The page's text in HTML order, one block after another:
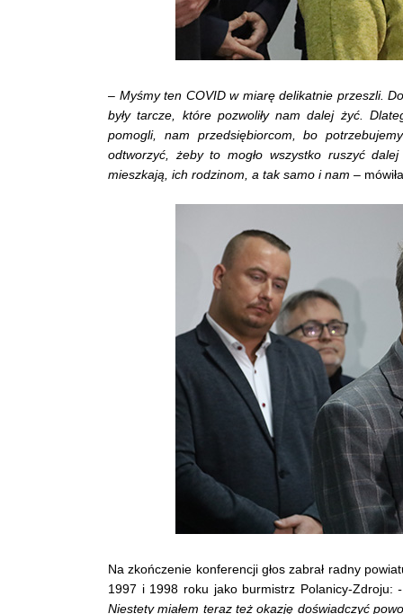
– Myśmy ten COVID w miarę delikatnie przeszli.
były tarcze, które pozwoliły nam dalej żyć.
pomogli, nam przedsiębiorcom, bo
odtworzyć, żeby to mogło wszystko ruszyć
mieszkają, ich rodzinom, a tak samo i nam –
Na zkończenie konferencji głos zabrał radny
1997 i 1998 roku jako burmistrz Polanicy-Zdroju:
Niestety miałem teraz też okazję doświadczyć